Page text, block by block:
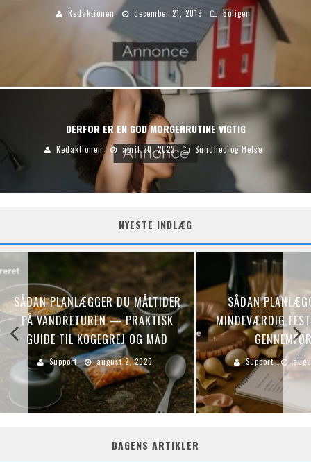
Redaktionen december 21, 2019 Boligen
DERFOR ER EN GOD MORGENRUTINE VIGTIG
Redaktionen april 20, 2022 Sundhed og Helse
NYESTE INDLÆG
SÅDAN PLANLÆGGER DU MÅLTIDER
PÅ VANDRETUREN — PRAKTISK
GUIDE TIL KOGEGREJ OG MAD
Support august 2, 2026
SÅDAN
MINDEVÆRDIG
Support
DAGENS ARTIKLER